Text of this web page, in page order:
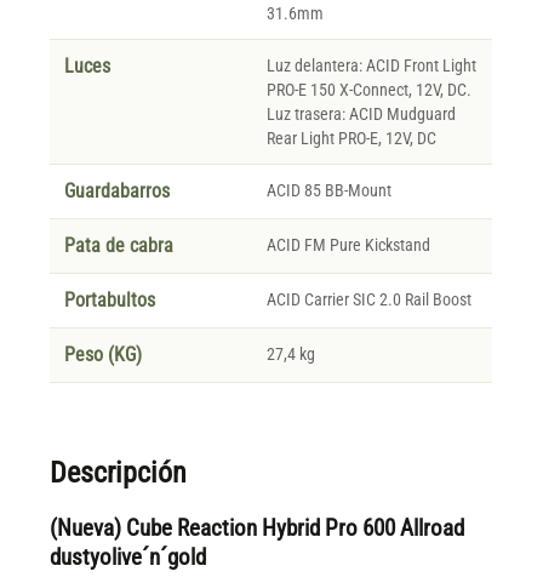
31.6mm
Luces
Luz delantera: ACID Front Light
PRO-E 150 X-Connect, 12V, DC.
Luz trasera: ACID Mudguard
Rear Light PRO-E, 12V, DC
Guardabarros ACID 85 BB-Mount
Pata de cabra ACID FM Pure Kickstand
Portabultos ACID Carrier SIC 2.0 Rail Boost
Peso (KG) 27,4 kg
Descripción
(Nueva) Cube Reaction Hybrid Pro 600 Allroad
dustyolive´n´gold